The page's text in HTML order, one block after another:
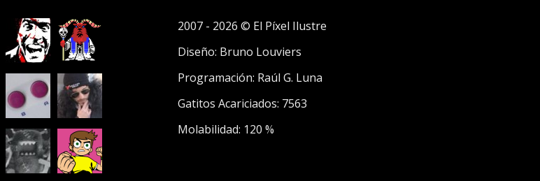
2007 - 2026 © El Píxel Ilustre
Diseño: Bruno Louviers
Programación: Raúl G. Luna
Gatitos Acariciados: 7563
Molabilidad: 120 %